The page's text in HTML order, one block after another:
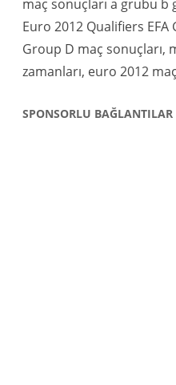
maç sonuçları a grubu
Euro 2012 Qualifiers
Group D maç sonuçları,
zamanları, euro 2012
SPONSORLU BAĞLANTILAR